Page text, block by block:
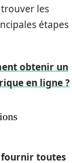
les
étapes
obtenir un
en ligne ?
fournir toutes